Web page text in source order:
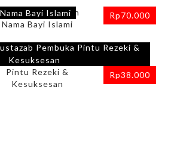
Bayi Islami Rp70.000
Pembuka Pintu Rezeki &
Kesuksesan
Rp38.000